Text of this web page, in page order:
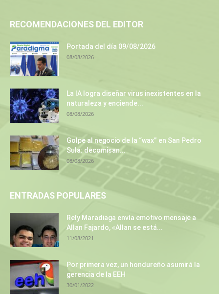
RECOMENDACIONES DEL EDITOR
Portada del día 09/08/2026
08/08/2026
La IA logra diseñar virus inexistentes en la
naturaleza y enciende...
08/08/2026
Golpe al negocio de la “wax” en San Pedro
Sula: decomisan...
08/08/2026
ENTRADAS POPULARES
Rely Maradiaga envía emotivo mensaje a
Allan Fajardo, «Allan se está...
11/08/2021
Por primera vez, un hondureño asumirá la
gerencia de la EEH
30/01/2022